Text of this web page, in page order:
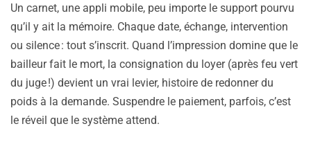
Un carnet, une appli mobile, peu importe le support pourvu
qu’il y ait la mémoire. Chaque date, échange, intervention
ou silence : tout s’inscrit. Quand l’impression domine que le
bailleur fait le mort, la consignation du loyer (après feu vert
du juge !) devient un vrai levier, histoire de redonner du
poids à la demande. Suspendre le paiement, parfois, c’est
le réveil que le système attend.